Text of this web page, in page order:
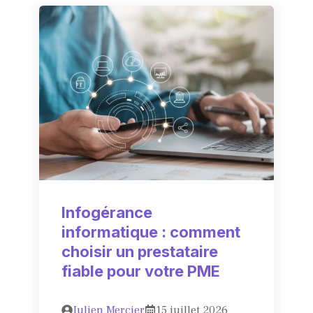
Infogérance
informatique : comment
choisir un prestataire
fiable pour votre PME
Julien Mercier 15 juillet 2026